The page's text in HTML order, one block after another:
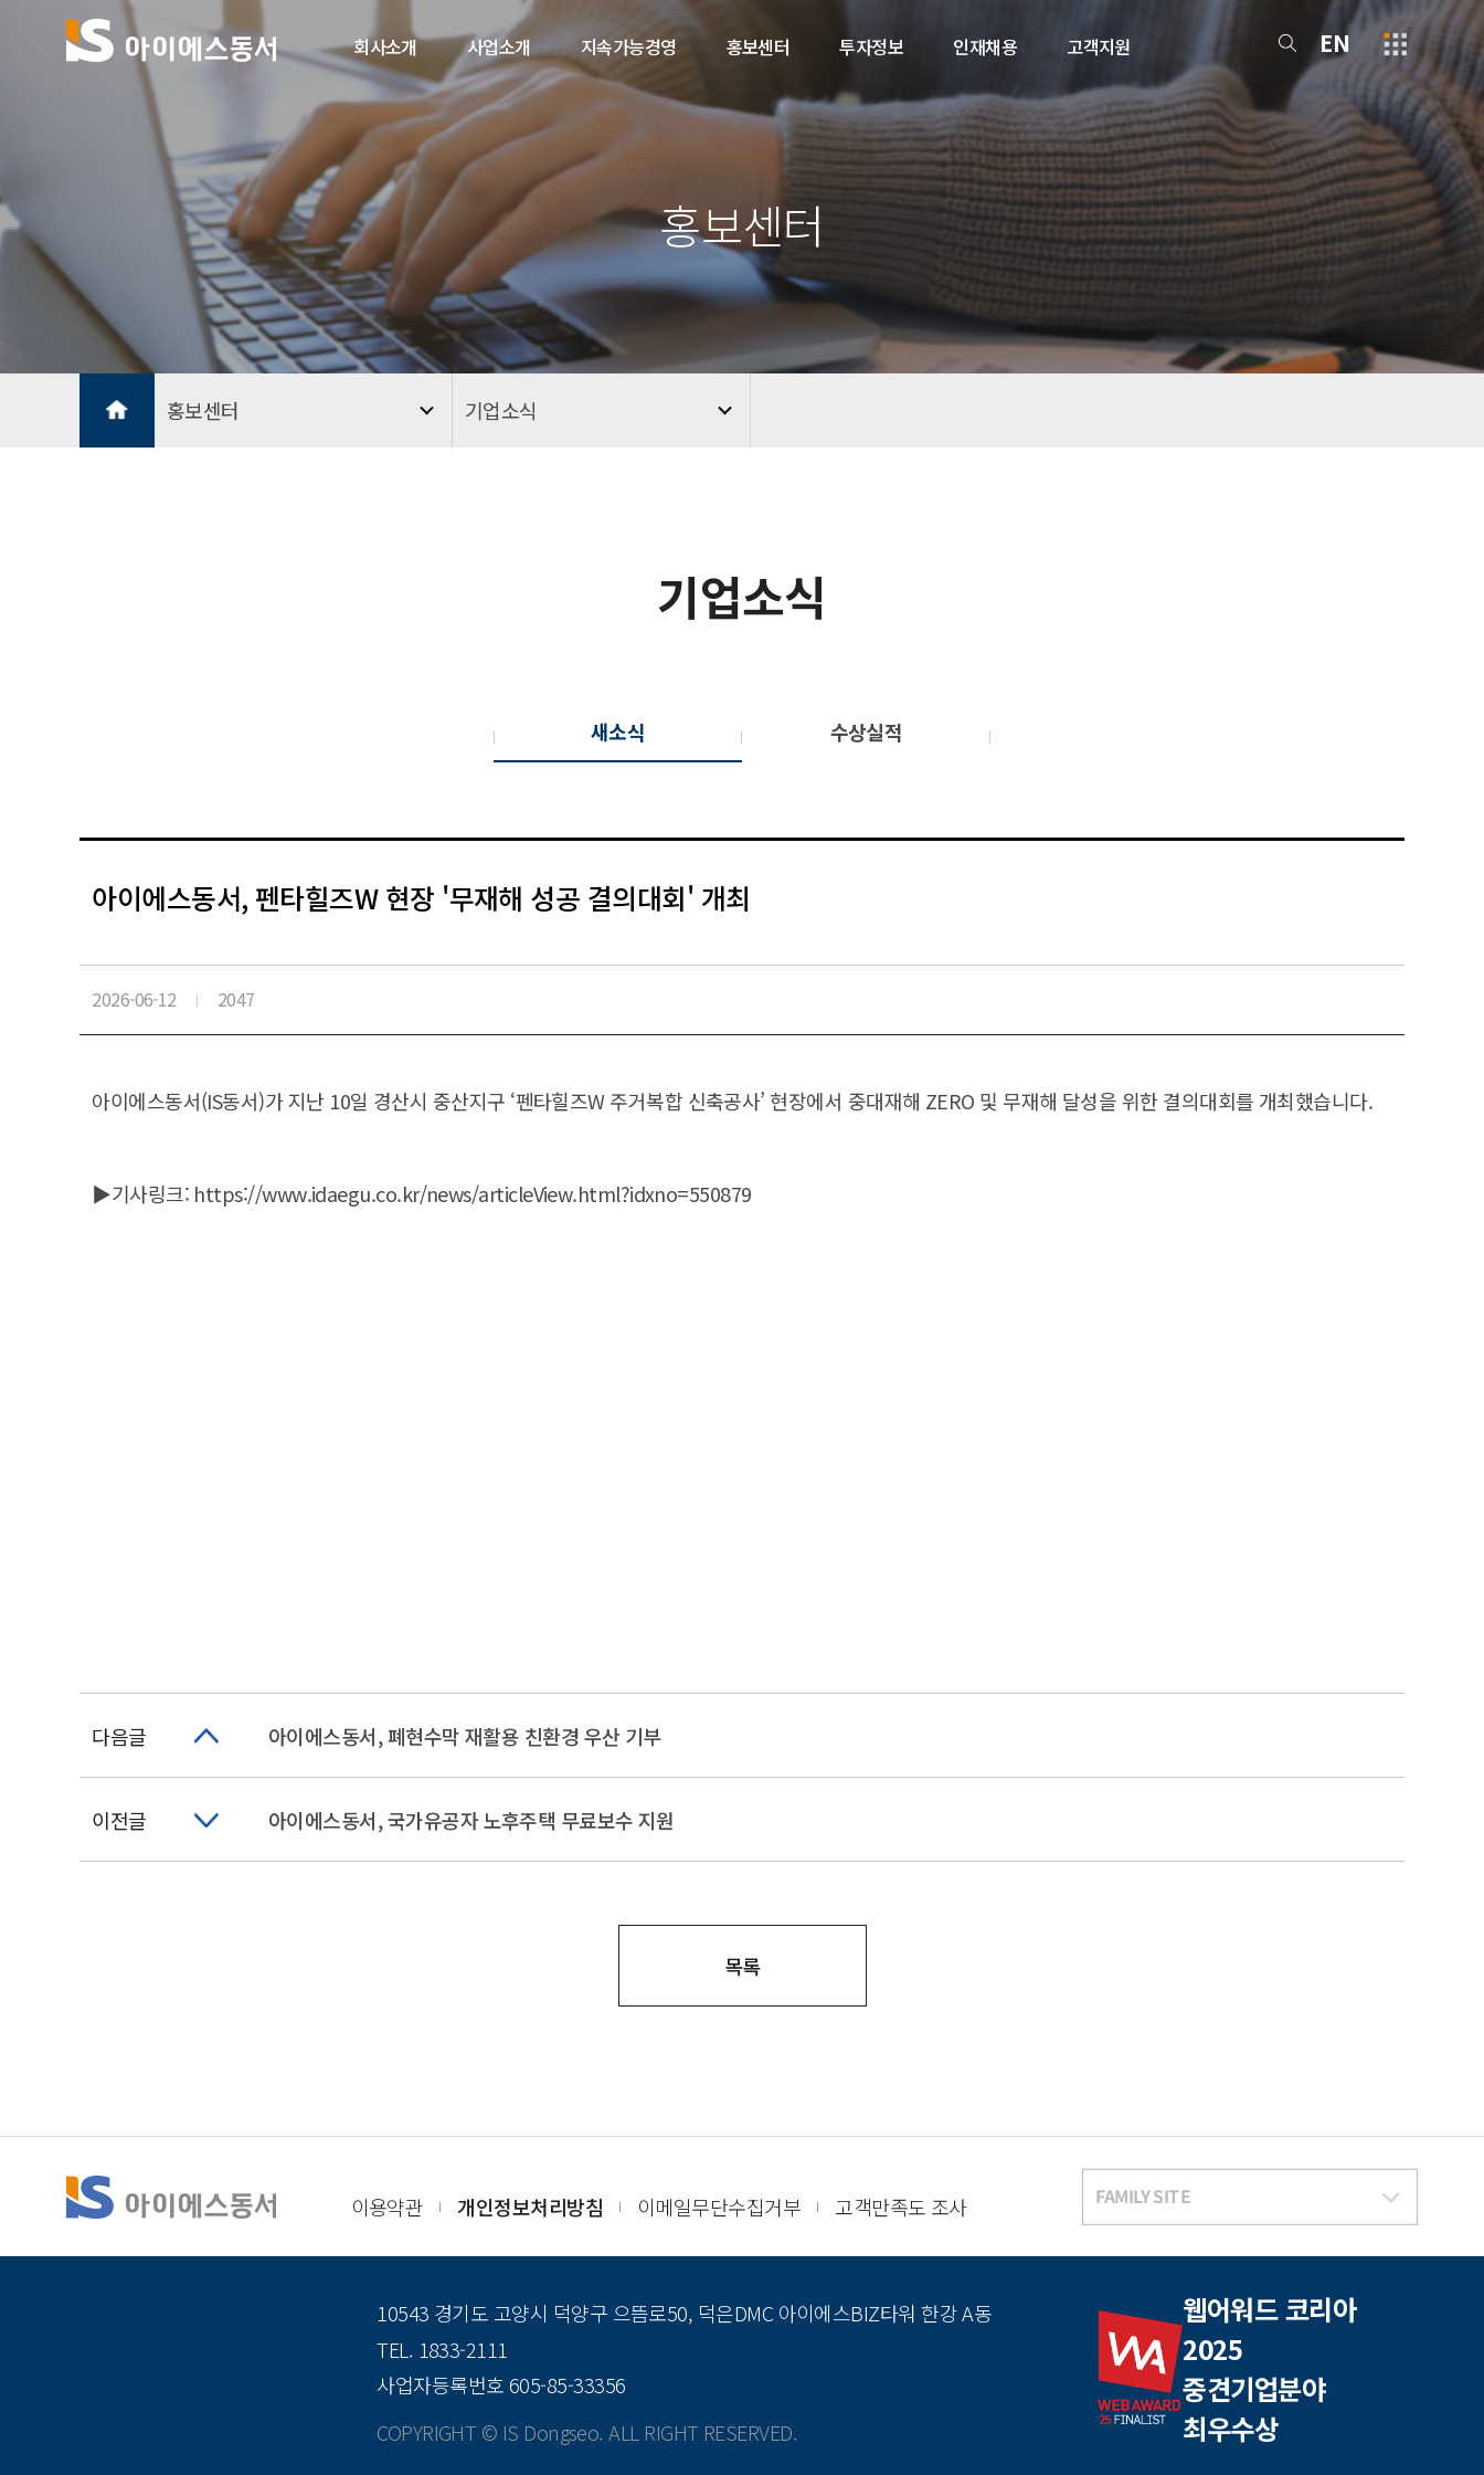
회사소개 사업소개 지속가능경영 홍보센터 투자정보 인재채용 고객지원 EN
홍보센터
홍보센터 기업소식
기업소식
새소식 수상실적
아이에스동서, 펜타힐즈W 현장 '무재해 성공 결의대회' 개최
2026-06-12 2047
아이에스동서(IS동서)가 지난 10일 경산시 중산지구 ‘펜타힐즈W 주거복합 신축공사’ 현장에서 중대재해 ZERO 및 무재해 달성을 위한 결의대회를 개최했습니다.
▶기사링크: https://www.idaegu.co.kr/news/articleView.html?idxno=550879
다음글 아이에스동서, 폐현수막 재활용 친환경 우산 기부
이전글 아이에스동서, 국가유공자 노후주택 무료보수 지원
목록
이용약관 개인정보처리방침 이메일무단수집거부 고객만족도 조사 FAMILY SITE
10543 경기도 고양시 덕양구 으뜸로50, 덕은DMC 아이에스BIZ타워 한강 A동
TEL. 1833-2111
사업자등록번호 605-85-33356
COPYRIGHT © IS Dongseo. ALL RIGHT RESERVED.
웹어워드 코리아
2025
중견기업분야
최우수상